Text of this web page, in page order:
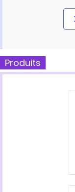
Produits